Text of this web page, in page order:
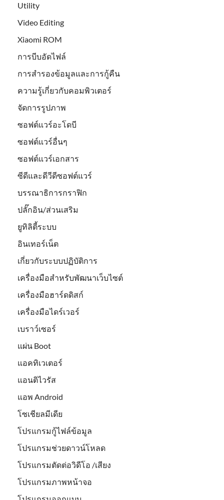
Utility
Video Editing
Xiaomi ROM
การบีบอัดไฟล์
การสำรองข้อมูลและการกู้คืน
ความรู้เกี่ยวกับคอมพิวเตอร์
จัดการรูปภาพ
ซอฟต์แวร์อะโดบี
ซอฟต์แวร์อื่นๆ
ซอฟต์แวร์เอกสาร
ซีดีและดีวีดีซอฟต์แวร์
บรรณาธิการกราฟิก
ปลั๊กอิน/ส่วนเสริม
ยูทิลิตี้ระบบ
อินเทอร์เน็ต
เกี่ยวกับระบบปฏิบัติการ
เครื่องมือสำหรับพัฒนาเว็บไซต์
เครื่องมือฮาร์ดดิสก์
เครื่องมือไดร์เวอร์
เบราว์เซอร์
แผ่น Boot
แอคทิเวเตอร์
แอนติไวรัส
แอพ Android
โซเชียลมีเดีย
โปรแกรมกู้ไฟล์ข้อมูล
โปรแกรมช่วยดาวน์โหลด
โปรแกรมตัดต่อวิดีโอ /เสียง
โปรแกรมภาพหน้าจอ